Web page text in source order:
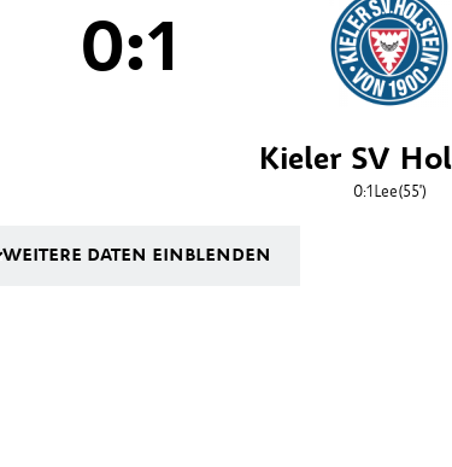
0:1
Kieler SV
0:1Lee(55')
WEITERE DATEN EINBLENDEN